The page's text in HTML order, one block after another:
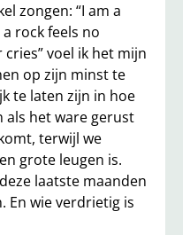
zongen: “I am a
rock feels no
voel ik het mijn
op zijn minst te
te laten zijn in hoe
als het ware gerust
terwijl we
grote leugen is.
laatste maanden
En wie verdrietig is